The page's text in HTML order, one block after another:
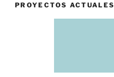
PROYECTOS ACTUALES